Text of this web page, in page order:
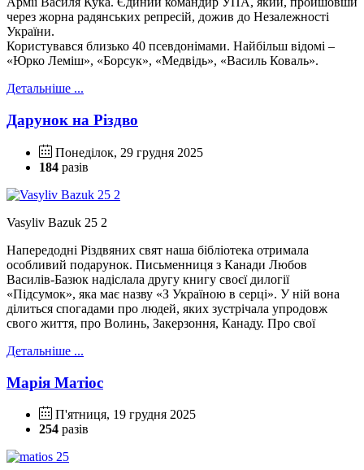
через жорна радянських репресій, дожив до Незалежності
України.
Користувався близько 40 псевдонімами. Найбільш відомі –
«Юрко Леміш», «Борсук», «Медвідь», «Василь Коваль».
Детальніше ...
Дарунок на Різдво
Понеділок, 29 грудня 2025
184 разів
Vasyliv Bazuk 25 2
Напередодні Різдвяних свят наша бібліотека отримала
особливий подарунок. Письменниця з Канади Любов
Василів-Базюк надіслала другу книгу своєї дилогії
«Підсумок», яка має назву «З Україною в серці». У ній вона
ділиться спогадами про людей, яких зустрічала упродовж
свого життя, про Волинь, Закерзоння, Канаду. Про свої
Детальніше ...
Марія Матіос
П'ятниця, 19 грудня 2025
254 разів